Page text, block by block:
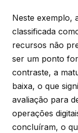
Neste exemplo,
classificada
recursos não
ser um ponto
contraste, a
baixa, o que
avaliação para
operações
concluíram, o